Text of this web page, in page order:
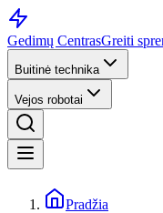
Gedimų CentrasGreiti
Buitinė technika
Vejos robotai
Pradžia